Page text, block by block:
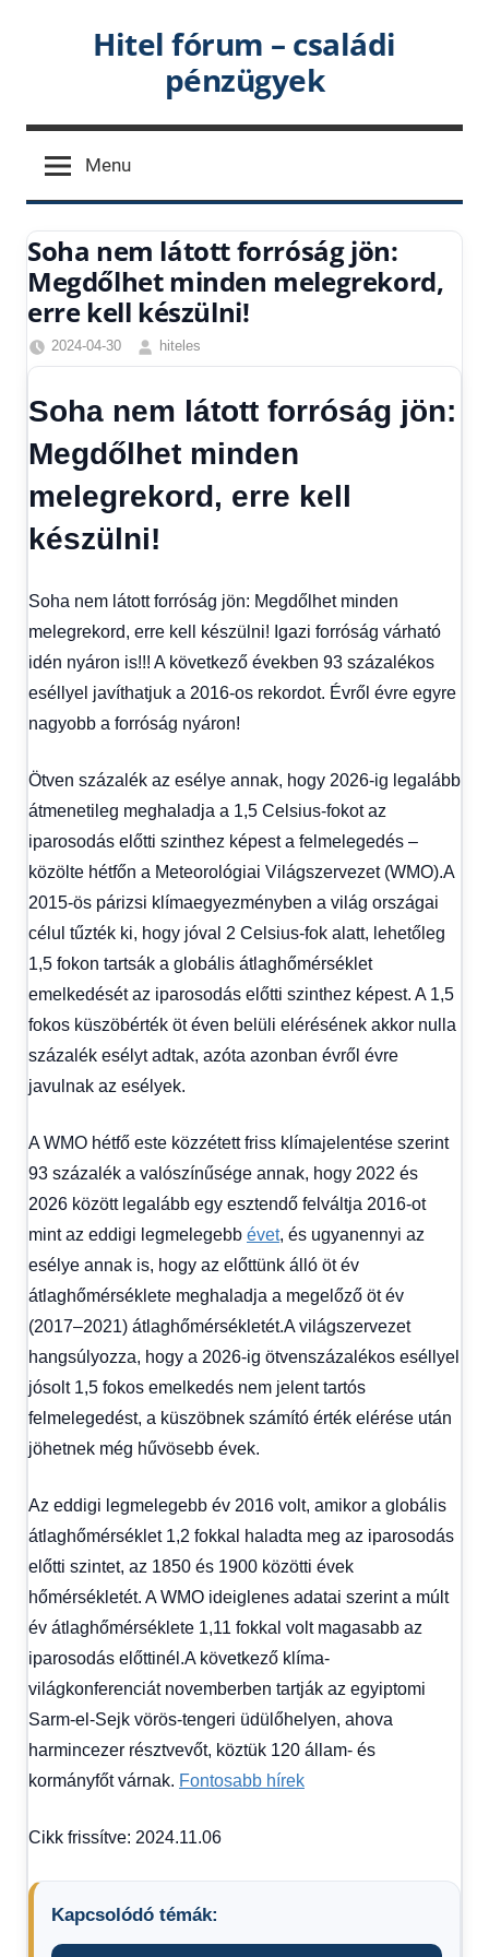
Hitel fórum – családi
pénzügyek
Menu
Soha nem látott forróság jön:
Megdőlhet minden melegrekord,
erre kell készülni!
2024-04-30
hiteles
Friss
Gazdaság,
Hírek
Hitel
fórum
Soha nem látott forróság jön:
Megdőlhet minden
melegrekord, erre kell
készülni!
Soha nem látott forróság jön: Megdőlhet minden
melegrekord, erre kell készülni! Igazi forróság várható
idén nyáron is!!! A következő években 93 százalékos
eséllyel javíthatjuk a 2016-os rekordot. Évről évre egyre
nagyobb a forróság nyáron!
Ötven százalék az esélye annak, hogy 2026-ig legalább
átmenetileg meghaladja a 1,5 Celsius-fokot az
iparosodás előtti szinthez képest a felmelegedés –
közölte hétfőn a Meteorológiai Világszervezet (WMO).A
2015-ös párizsi klímaegyezményben a világ országai
célul tűzték ki, hogy jóval 2 Celsius-fok alatt, lehetőleg
1,5 fokon tartsák a globális átlaghőmérséklet
emelkedését az iparosodás előtti szinthez képest. A 1,5
fokos küszöbérték öt éven belüli elérésének akkor nulla
százalék esélyt adtak, azóta azonban évről évre
javulnak az esélyek.
A WMO hétfő este közzétett friss klímajelentése szerint
93 százalék a valószínűsége annak, hogy 2022 és
2026 között legalább egy esztendő felváltja 2016-ot
mint az eddigi legmelegebb évet, és ugyanennyi az
esélye annak is, hogy az előttünk álló öt év
átlaghőmérséklete meghaladja a megelőző öt év
(2017–2021) átlaghőmérsékletét.A világszervezet
hangsúlyozza, hogy a 2026-ig ötvenszázalékos eséllyel
jósolt 1,5 fokos emelkedés nem jelent tartós
felmelegedést, a küszöbnek számító érték elérése után
jöhetnek még hűvösebb évek.
Az eddigi legmelegebb év 2016 volt, amikor a globális
átlaghőmérséklet 1,2 fokkal haladta meg az iparosodás
előtti szintet, az 1850 és 1900 közötti évek
hőmérsékletét. A WMO ideiglenes adatai szerint a múlt
év átlaghőmérséklete 1,11 fokkal volt magasabb az
iparosodás előttinél.A következő klíma-
világkonferenciát novemberben tartják az egyiptomi
Sarm-el-Sejk vörös-tengeri üdülőhelyen, ahova
harmincezer résztvevőt, köztük 120 állam- és
kormányfőt várnak. Fontosabb hírek
Cikk frissítve: 2024.11.06
Kapcsolódó témák: